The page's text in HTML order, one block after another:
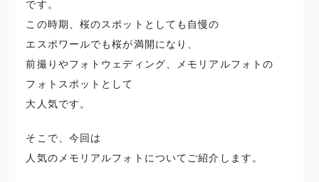
です。
この時期、桜のスポットとしても自慢の
エスポワールでも桜が満開になり、
前撮りやフォトウェディング、メモリアルフォトの
フォトスポットとして
大人気です。
そこで、今回は
人気のメモリアルフォトについてご紹介します。